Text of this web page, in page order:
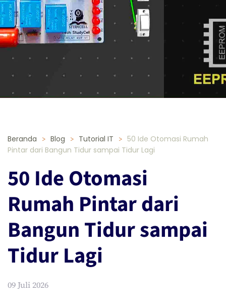
Beranda Blog Tutorial IT
50 Ide Otomasi Rumah
Pintar dari Bangun Tidur sampai Tidur Lagi
50 Ide Otomasi
Rumah Pintar dari
Bangun Tidur sampai
Tidur Lagi
09 Juli 2026